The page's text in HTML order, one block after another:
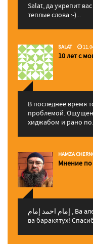
Salat, да укрепит
теплые слова :-)...
SALAT
10 лет с
В последнее время
проблемой.
хиджабом и рано
HAMZA
Мнение по
إمام احمد إمام , Ва алейкум ассалам ва рахматуЛлахи
ва баракятух!